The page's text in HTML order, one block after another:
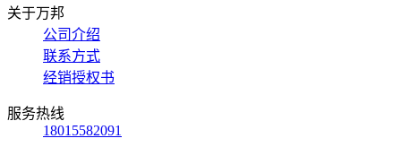
关于万邦
公司介绍
联系方式
经销授权书
服务热线
18015582091